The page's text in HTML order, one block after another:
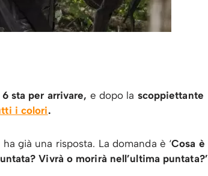
sta per arrivare, e dopo la scoppiettante
i colori.
già una risposta. La domanda è ‘Cosa è
Vivrà o morirà nell’ultima puntata?’